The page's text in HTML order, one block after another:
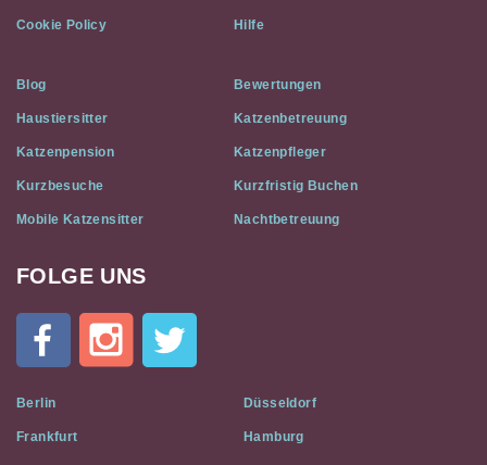
Cookie Policy Hilfe
Blog Bewertungen
Haustiersitter Katzenbetreuung
Katzenpension Katzenpfleger
Kurzbesuche Kurzfristig Buchen
Mobile Katzensitter Nachtbetreuung
Cat
Flat
Social
Media
FOLGE UNS
Berlin Düsseldorf
Frankfurt Hamburg